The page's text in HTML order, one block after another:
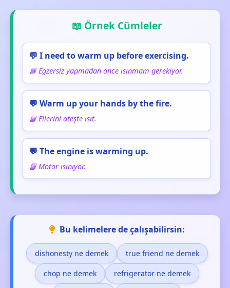
📖 Örnek Cümleler
💬 I need to warm up before exercising.
📘 Egzersiz yapmadan önce ısınmam gerekiyor.
💬 Warm up your hands by the fire.
📘 Ellerini ateşte ısıt.
💬 The engine is warming up.
📘 Motor ısınıyor.
Bu kelimelere de çalışabilirsin:
dishonesty ne demek true friend ne demek
chop ne demek refrigerator ne demek